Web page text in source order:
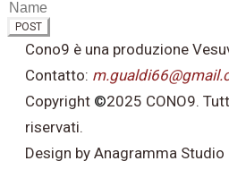
POST
Cono9 è una produzione
Contatto:
Copyright ©2025 CONO9.
riservati.
Design by Anagramma Studio